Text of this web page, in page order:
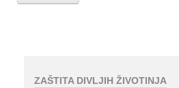
ZAŠTITA DIVLJIH ŽIVOTINJA